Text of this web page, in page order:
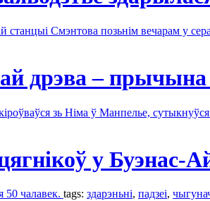
станцыі Смэнтова позьнім вечарам у
дрэва –
зь Німа ў Манпелье,
у Буэнас-
50 чалавек. tags: здарэньні, падзеі,